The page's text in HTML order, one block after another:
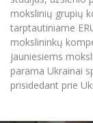
mokslinių grupių
tarptautiniame
mokslininkų
jauniesiems
parama Ukrainai
prisidedant prie